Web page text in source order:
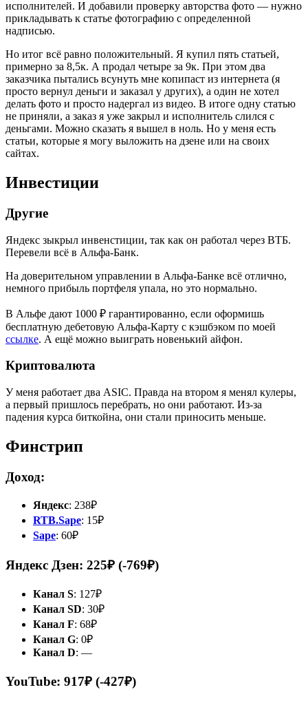
исполнителей. И добавили проверку авторства фото — нужно
прикладывать к статье фотографию с определенной
надписью.
Но итог всё равно положительный. Я купил пять статьей,
примерно за 8,5к. А продал четыре за 9к. При этом два
заказчика пытались всунуть мне копипаст из интернета (я
просто вернул деньги и заказал у других), а один не хотел
делать фото и просто надергал из видео. В итоге одну статью
не приняли, а заказ я уже закрыл и исполнитель слился с
деньгами. Можно сказать я вышел в ноль. Но у меня есть
статьи, которые я могу выложить на дзене или на своих
сайтах.
Инвестиции
Другие
Яндекс зыкрыл инвенстиции, так как он работал через ВТБ.
Перевели всё в Альфа-Банк.
На доверительном управлении в Альфа-Банке всё отлично,
немного прибыль портфеля упала, но это нормально.
В Альфе дают 1000 ₽ гарантированно, если оформишь
бесплатную дебетовую Альфа-Карту с кэшбэком по моей
ссылке. А ещё можно выиграть новенький айфон.
Криптовалюта
У меня работает два ASIC. Правда на втором я менял кулеры,
а первый пришлось перебрать, но они работают. Из-за
падения курса биткойна, они стали приносить меньше.
Финстрип
Доход:
Яндекс: 238₽
RTB.Sape: 15₽
Sape: 60₽
Яндекс Дзен: 225₽ (-769₽)
Канал S: 127₽
Канал SD: 30₽
Канал F: 68₽
Канал G: 0₽
Канал D: —
YouTube: 917₽ (-427₽)